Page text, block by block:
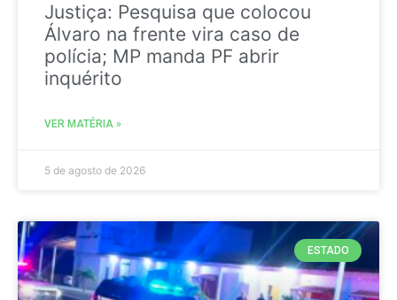
Justiça: Pesquisa que colocou
Álvaro na frente vira caso de
polícia; MP manda PF abrir
inquérito
VER MATÉRIA »
5 de agosto de 2026
ESTADO